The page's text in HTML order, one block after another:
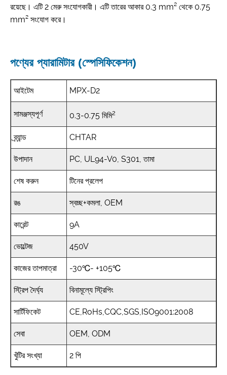
রয়েছে। এটি 2 মেরু সংযোগকারী। এটি তারের আকার 0.3 mm² থেকে 0.75
mm² সংযোগ করে।
পণ্যের প্যারামিটার (স্পেসিফিকেশন)
আইটেম MPX-D2
সামঞ্জস্যপূর্ণ 0.3-0.75 মিমি2
ব্র্যান্ড CHTAR
উপাদান PC, UL94-V0, S301, তামা
শেষ করুন টিনের প্রলেপ
রঙ স্বচ্ছ+কমলা, OEM
কারেন্ট 9A
ভোল্টেজ 450V
কাজের তাপমাত্রা -30℃- +105℃
স্ট্রিপ দৈর্ঘ্য বিনামূল্যে স্ট্রিপিং
সার্টিফিকেট CE,RoHs,CQC,SGS,ISO9001:2008
সেবা OEM, ODM
খুঁটির সংখ্যা 2 পি